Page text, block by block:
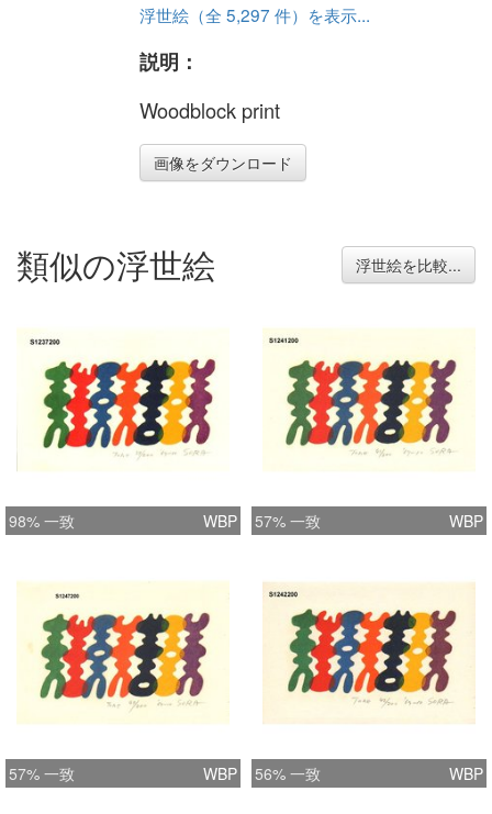
浮世絵（全 5,297 件）を表示...
説明：
Woodblock print
画像をダウンロード
類似の浮世絵 浮世絵を比較...
98% 一致 WBP 57% 一致 WBP
57% 一致 WBP 56% 一致 WBP